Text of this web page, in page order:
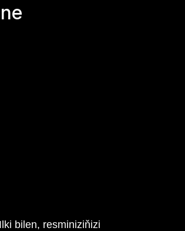
bilen, resminiziňizi